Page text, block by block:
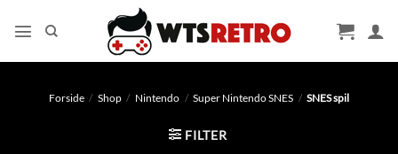
Forside / Shop / Nintendo / Super Nintendo SNES / SNES spil
FILTER